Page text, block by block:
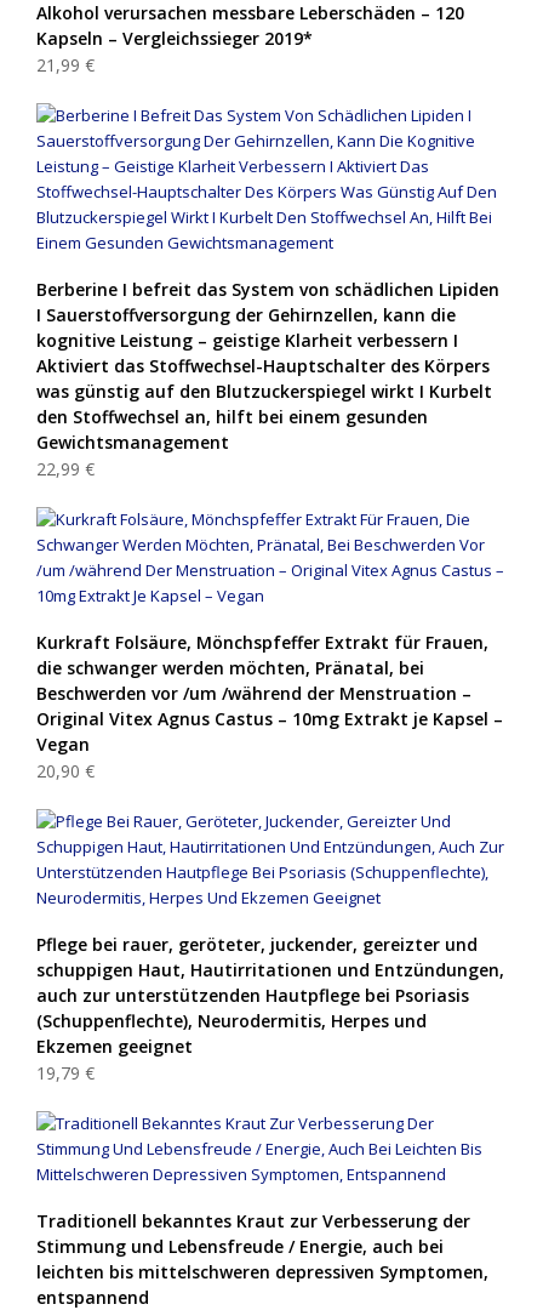
Alkohol verursachen messbare Leberschäden – 120
Kapseln – Vergleichssieger 2019*
21,99 €
Berberine I befreit das System von schädlichen Lipiden
I Sauerstoffversorgung der Gehirnzellen, kann die
kognitive Leistung – geistige Klarheit verbessern I
Aktiviert das Stoffwechsel-Hauptschalter des Körpers
was günstig auf den Blutzuckerspiegel wirkt I Kurbelt
den Stoffwechsel an, hilft bei einem gesunden
Gewichtsmanagement
22,99 €
Kurkraft Folsäure, Mönchspfeffer Extrakt für Frauen,
die schwanger werden möchten, Pränatal, bei
Beschwerden vor /um /während der Menstruation –
Original Vitex Agnus Castus – 10mg Extrakt je Kapsel –
Vegan
20,90 €
Pflege bei rauer, geröteter, juckender, gereizter und
schuppigen Haut, Hautirritationen und Entzündungen,
auch zur unterstützenden Hautpflege bei Psoriasis
(Schuppenflechte), Neurodermitis, Herpes und
Ekzemen geeignet
19,79 €
Traditionell bekanntes Kraut zur Verbesserung der
Stimmung und Lebensfreude / Energie, auch bei
leichten bis mittelschweren depressiven Symptomen,
entspannend